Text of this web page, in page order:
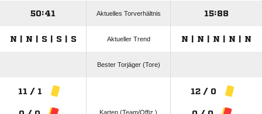
50:41 Aktuelles Torverhältnis 15:88
N | N | S | S | S Aktueller Trend N | N | N | N | N
Bester Torjäger (Tore)
11 / 1
Karten (Team/Offiz.)
12 / 0